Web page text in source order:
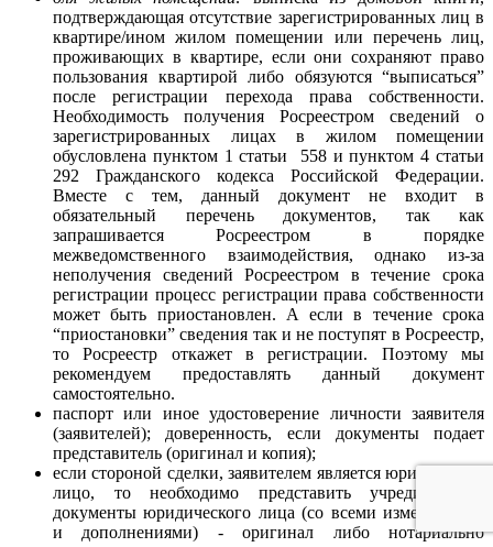
подтверждающая отсутствие зарегистрированных лиц в
квартире/ином жилом помещении или перечень лиц,
проживающих в квартире, если они сохраняют право
пользования квартирой либо обязуются “выписаться”
после регистрации перехода права собственности.
Необходимость получения Росреестром сведений о
зарегистрированных лицах в жилом помещении
обусловлена пунктом 1 статьи 558 и пунктом 4 статьи
292 Гражданского кодекса Российской Федерации.
Вместе с тем, данный документ не входит в
обязательный перечень документов, так как
запрашивается Росреестром в порядке
межведомственного взаимодействия, однако из-за
неполучения сведений Росреестром в течение срока
регистрации процесс регистрации права собственности
может быть приостановлен. А если в течение срока
“приостановки” сведения так и не поступят в Росреестр,
то Росреестр откажет в регистрации. Поэтому мы
рекомендуем предоставлять данный документ
самостоятельно.
паспорт или иное удостоверение личности заявителя
(заявителей); доверенность, если документы подает
представитель (оригинал и копия);
если стороной сделки, заявителем является юридическое
лицо, то необходимо представить учредительные
документы юридического лица (со всеми изменениями
и дополнениями) - оригинал либо нотариально